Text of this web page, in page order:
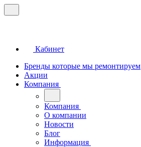
Кабинет
Бренды которые мы ремонтируем
Акции
Компания
Компания
О компании
Новости
Блог
Информация